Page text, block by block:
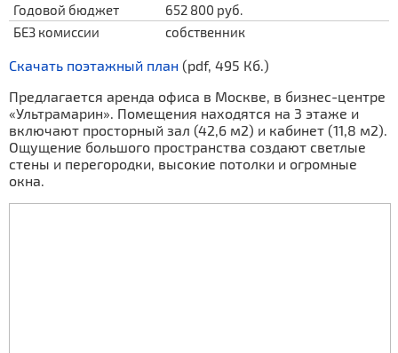
Годовой бюджет
652 800 руб.
БЕЗ комиссии
собственник
Скачать поэтажный план (pdf, 495 Кб.)
Предлагается аренда офиса в Москве, в бизнес-центре
«Ультрамарин». Помещения находятся на 3 этаже и
включают просторный зал (42,6 м2) и кабинет (11,8 м2).
Ощущение большого пространства создают светлые
стены и перегородки, высокие потолки и огромные
окна.